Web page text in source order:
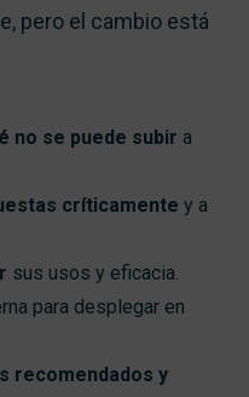
pero el cambio está
no se puede subir a
críticamente y a
sus usos y eficacia.
para desplegar en
recomendados y